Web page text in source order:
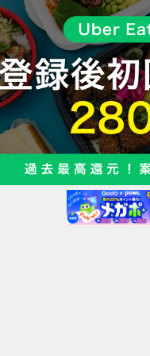
／満足度93％
ス！